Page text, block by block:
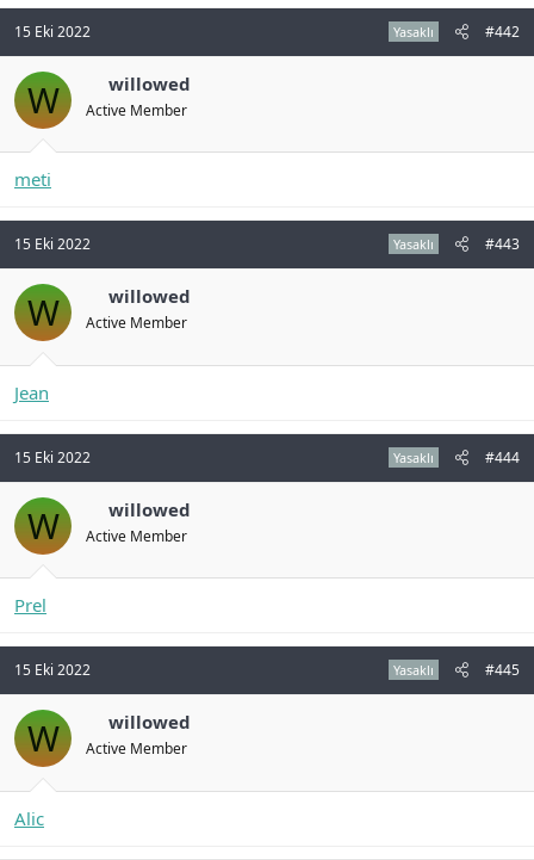
15 Eki 2022 Yasaklı #442
W willowed
Active Member
meti
15 Eki 2022 Yasaklı #443
W willowed
Active Member
Jean
15 Eki 2022 Yasaklı #444
W willowed
Active Member
Prel
15 Eki 2022 Yasaklı #445
W willowed
Active Member
Alic